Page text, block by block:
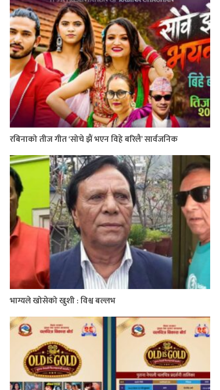
रबिनाको तीज गीत ‘सोचे झैं भएन विहे बरिलै’ सार्वजनिक
भाग्यले खोसेको खुशी : विश्व बल्लभ